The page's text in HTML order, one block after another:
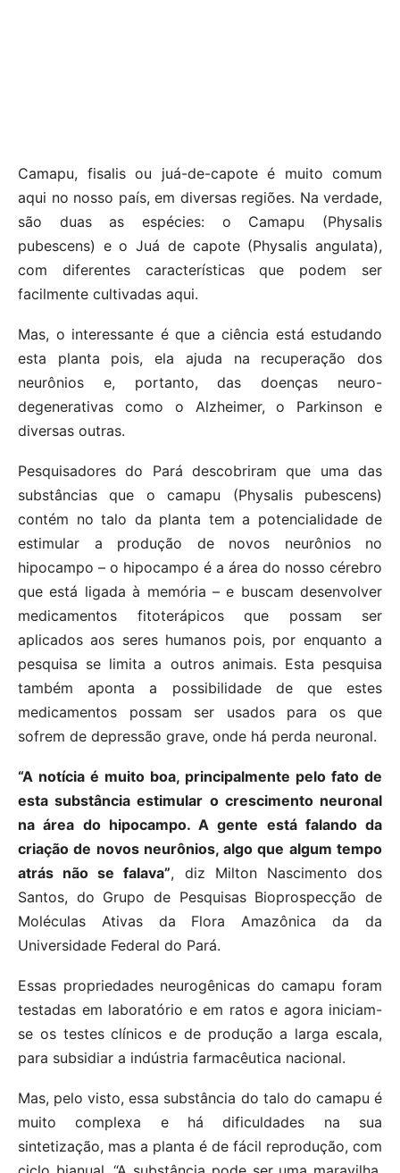
Camapu, fisalis ou juá-de-capote é muito comum
aqui no nosso país, em diversas regiões. Na verdade,
são duas as espécies: o Camapu (Physalis
pubescens) e o Juá de capote (Physalis angulata),
com diferentes características que podem ser
facilmente cultivadas aqui.
Mas, o interessante é que a ciência está estudando
esta planta pois, ela ajuda na recuperação dos
neurônios e, portanto, das doenças neuro-
degenerativas como o Alzheimer, o Parkinson e
diversas outras.
Pesquisadores do Pará descobriram que uma das
substâncias que o camapu (Physalis pubescens)
contém no talo da planta tem a potencialidade de
estimular a produção de novos neurônios no
hipocampo – o hipocampo é a área do nosso cérebro
que está ligada à memória – e buscam desenvolver
medicamentos fitoterápicos que possam ser
aplicados aos seres humanos pois, por enquanto a
pesquisa se limita a outros animais. Esta pesquisa
também aponta a possibilidade de que estes
medicamentos possam ser usados para os que
sofrem de depressão grave, onde há perda neuronal.
“A notícia é muito boa, principalmente pelo fato de
esta substância estimular o crescimento neuronal
na área do hipocampo. A gente está falando da
criação de novos neurônios, algo que algum tempo
atrás não se falava”, diz Milton Nascimento dos
Santos, do Grupo de Pesquisas Bioprospecção de
Moléculas Ativas da Flora Amazônica da da
Universidade Federal do Pará.
Essas propriedades neurogênicas do camapu foram
testadas em laboratório e em ratos e agora iniciam-
se os testes clínicos e de produção a larga escala,
para subsidiar a indústria farmacêutica nacional.
Mas, pelo visto, essa substância do talo do camapu é
muito complexa e há dificuldades na sua
sintetização, mas a planta é de fácil reprodução, com